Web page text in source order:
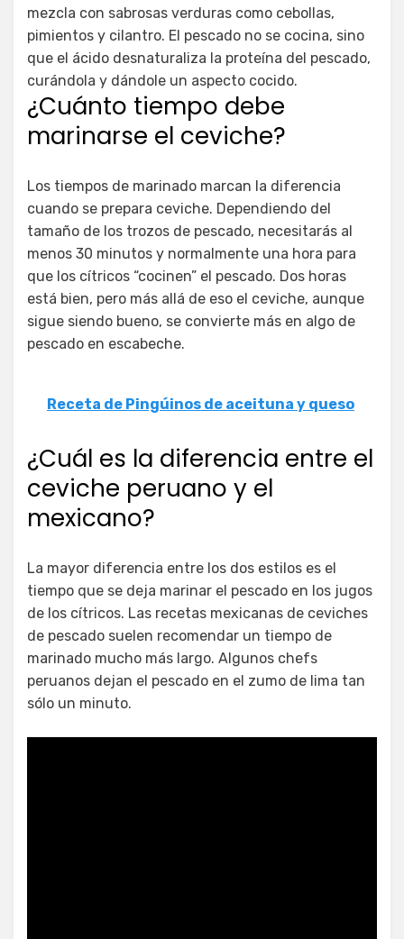
mezcla con sabrosas verduras como cebollas,
pimientos y cilantro. El pescado no se cocina, sino
que el ácido desnaturaliza la proteína del pescado,
curándola y dándole un aspecto cocido.
¿Cuánto tiempo debe
marinarse el ceviche?
Los tiempos de marinado marcan la diferencia
cuando se prepara ceviche. Dependiendo del
tamaño de los trozos de pescado, necesitarás al
menos 30 minutos y normalmente una hora para
que los cítricos “cocinen” el pescado. Dos horas
está bien, pero más allá de eso el ceviche, aunque
sigue siendo bueno, se convierte más en algo de
pescado en escabeche.
Receta de Pingúinos de aceituna y queso
¿Cuál es la diferencia entre el
ceviche peruano y el
mexicano?
La mayor diferencia entre los dos estilos es el
tiempo que se deja marinar el pescado en los jugos
de los cítricos. Las recetas mexicanas de ceviches
de pescado suelen recomendar un tiempo de
marinado mucho más largo. Algunos chefs
peruanos dejan el pescado en el zumo de lima tan
sólo un minuto.